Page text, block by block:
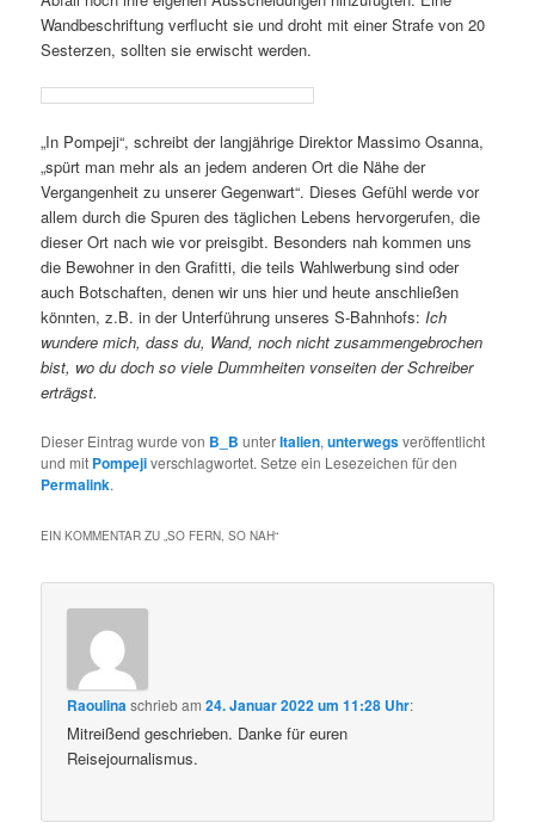
Wandbeschriftung verflucht sie und droht mit einer Strafe von 20
Sesterzen, sollten sie erwischt werden.
„In Pompeji“, schreibt der langjährige Direktor Massimo Osanna,
„spürt man mehr als an jedem anderen Ort die Nähe der
Vergangenheit zu unserer Gegenwart“. Dieses Gefühl werde vor
allem durch die Spuren des täglichen Lebens hervorgerufen, die
dieser Ort nach wie vor preisgibt. Besonders nah kommen uns
die Bewohner in den Grafitti, die teils Wahlwerbung sind oder
auch Botschaften, denen wir uns hier und heute anschließen
könnten, z.B. in der Unterführung unseres S-Bahnhofs:Ich
wundere mich, dass du, Wand, noch nicht zusammengebrochen
bist, wo du doch so viele Dummheiten vonseiten der Schreiber
erträgst.
Dieser Eintrag wurde von B_B unterItalien,unterwegsveröffentlicht
und mit Pompejiverschlagwortet. Setze ein Lesezeichen für den
Permalink.
EIN KOMMENTAR ZU „SO FERN, SO NAH“
Raoulinaschriebam24. Januar 2022 um 11:28 Uhr:
Mitreißend geschrieben. Danke für euren
Reisejournalismus.